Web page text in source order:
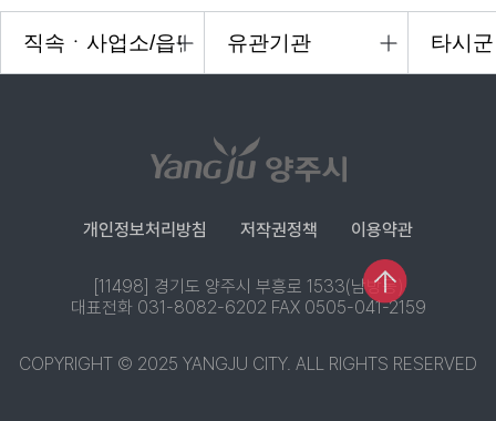
개인정보처리방침 저작권정책 이용약관
[11498] 경기도 양주시 부흥로 1533(남방동)
대표전화 031-8082-6202 FAX 0505-041-2159
COPYRIGHT © 2025 YANGJU CITY. ALL RIGHTS RESERVED